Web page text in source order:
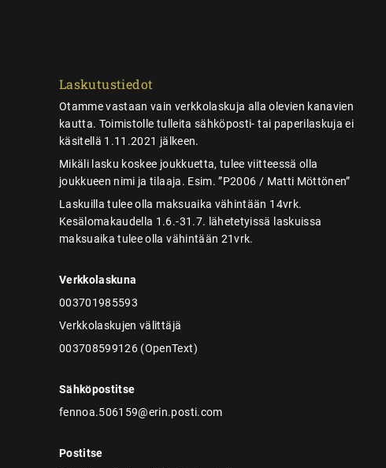
Laskutustiedot
Otamme vastaan vain verkkolaskuja alla olevien kanavien
kautta. Toimistolle tulleita sähköposti- tai paperilaskuja ei
käsitellä 1.11.2021 jälkeen.
Mikäli lasku koskee joukkuetta, tulee viitteessä olla
joukkueen nimi ja tilaaja. Esim. ”P2006 / Matti Möttönen”
Laskuilla tulee olla maksuaika vähintään 14vrk.
Kesälomakaudella 1.6.-31.7. lähetetyissä laskuissa
maksuaika tulee olla vähintään 21vrk.
Verkkolaskuna
003701985593
Verkkolaskujen välittäjä
003708599126 (OpenText)
Sähköpostitse
fennoa.506159@erin.posti.com
Postitse